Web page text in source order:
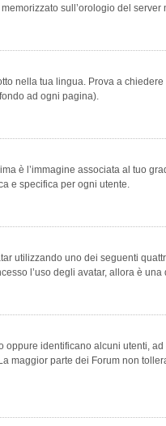
sull’orologio del
nella tua lingua. Prova a
ad ogni pagina).
è l’immagine associata al tuo
e specifica per ogni utente.
utilizzando uno dei seguenti
l’uso degli avatar, allora è
identificano alcuni utenti,
parte dei Forum non